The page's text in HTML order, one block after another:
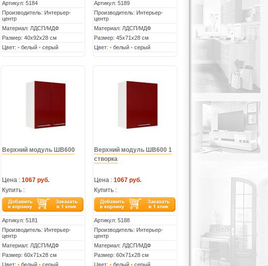
Артикул: 5184
Производитель: Интерьер-
центр
Материал: ЛДСП/МДФ
Размер: 40х92х28 см
Цвет: •белый •серый
Артикул: 5189
Производитель: Интерьер-
центр
Материал: ЛДСП/МДФ
Размер: 45х71х28 см
Цвет: •белый •серый
Верхний модуль ШВ600
Цена : 1067 руб.
Купить :
Артикул: 5181
Производитель: Интерьер-
центр
Материал: ЛДСП/МДФ
Размер: 60х71х28 см
Цвет: •белый •серый
Верхний модуль ШВ600 1
створка
Цена : 1067 руб.
Купить :
Артикул: 5188
Производитель: Интерьер-
центр
Материал: ЛДСП/МДФ
Размер: 60х71х28 см
Цвет: •белый •серый